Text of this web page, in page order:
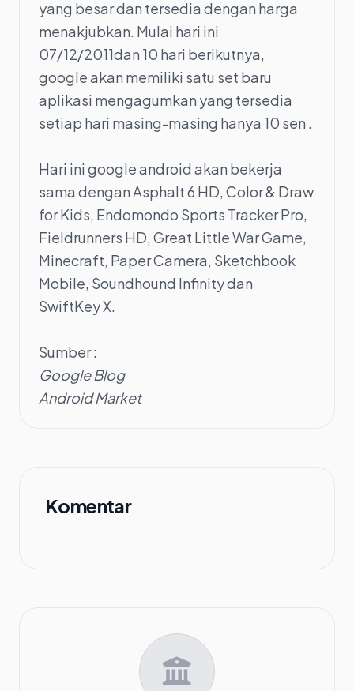
yang besar dan tersedia dengan harga
menakjubkan. Mulai hari ini
07/12/2011dan 10 hari berikutnya,
google akan memiliki satu set baru
aplikasi mengagumkan yang tersedia
setiap hari masing-masing hanya 10 sen .
Hari ini google android akan bekerja
sama dengan Asphalt 6 HD, Color & Draw
for Kids, Endomondo Sports Tracker Pro,
Fieldrunners HD, Great Little War Game,
Minecraft, Paper Camera, Sketchbook
Mobile, Soundhound Infinity dan
SwiftKey X.
Sumber :
Google Blog
Android Market
Komentar